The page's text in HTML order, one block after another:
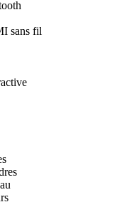
sans fil